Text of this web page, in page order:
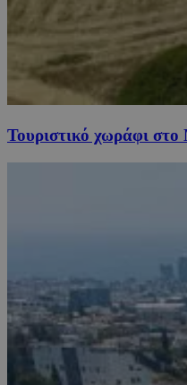
Τουριστικό χωράφι